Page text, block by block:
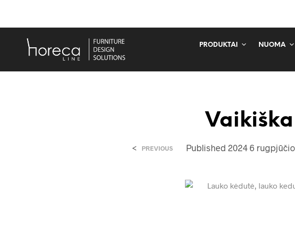
PRODUKTAI NUOMA
Published 2024 6 rugpjūčio
< PREVIOUS